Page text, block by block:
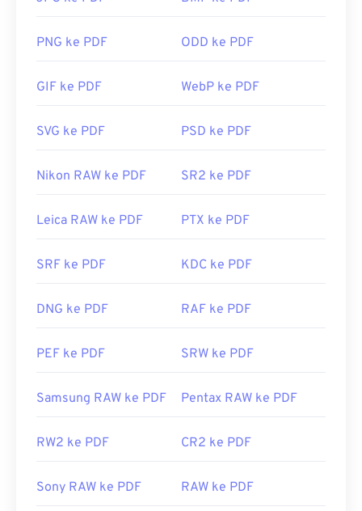
Kebanyakan orang langsung membuka
saja merupakan
pembaca PDF gratis terpopuler
menurut saya programnya agak rumit dengan
perlukan atau inginkan.
Firefox, dapat membuka PDF sendiri. Anda
on atau ekstensi untuk melakukannya, tetapi
merekomendasikan
SumatraPDF atau
gratis.
Rilis Awal:
Tautan yang berguna:
https://acrobat.adobe.com/us/en/mengapa-
PNG ke PDF ODD ke PDF
GIF ke PDF WebP ke PDF
SVG ke PDF PSD ke PDF
Nikon RAW ke PDF SR2 ke PDF
Leica RAW ke PDF PTX ke PDF
SRF ke PDF KDC ke PDF
DNG ke PDF RAF ke PDF
PEF ke PDF SRW ke PDF
Samsung RAW ke PDF Pentax RAW ke PDF
RW2 ke PDF CR2 ke PDF
Sony RAW ke PDF RAW ke PDF